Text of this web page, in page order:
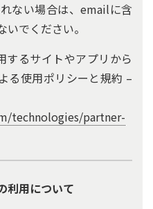
ない場合は、emailに含
でください。
るサイトやアプリから
る使用ポリシーと規約 –
technologies/partner-
利用について